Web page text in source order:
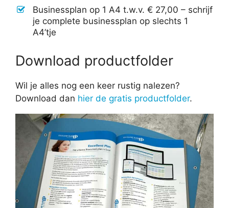
Businessplan op 1 A4 t.w.v. € 27,00 – schrijf
je complete businessplan op slechts 1
A4’tje
Download productfolder
Wil je alles nog een keer rustig nalezen?
Download dan hier de gratis productfolder.